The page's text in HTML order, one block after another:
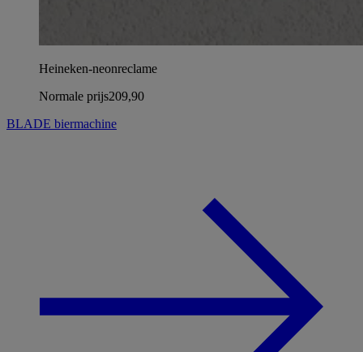
Heineken-neonreclame
Normale prijs209,90
BLADE biermachine